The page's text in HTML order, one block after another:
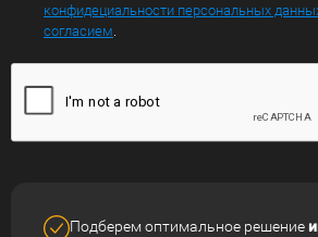
конфидециальности персональных
согласием
Подберем оптимальное решение